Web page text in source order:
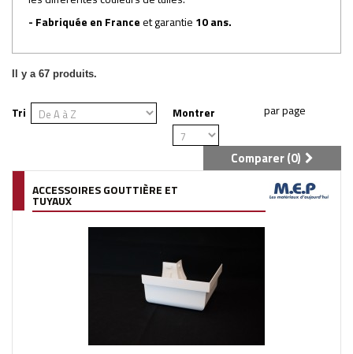
- Fabriquée en Franceet garantie 10 ans.
Il y a 67 produits.
Tri Montrer
Comparer (0)
ACCESSOIRES GOUTTIÈRE ET
TUYAUX